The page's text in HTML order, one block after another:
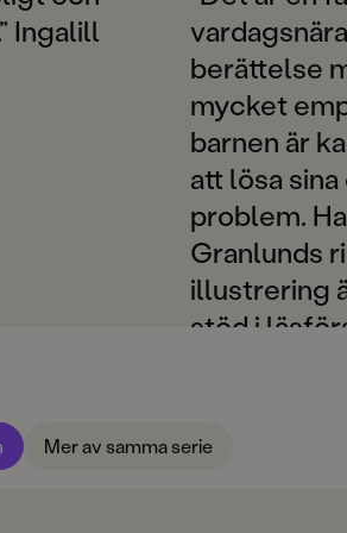
Ingalill
vardagsnära
berättelse
mycket
barnen är
att lösa
problem.
Granlunds
illustrering
stöd i
med
Mer av samma serie